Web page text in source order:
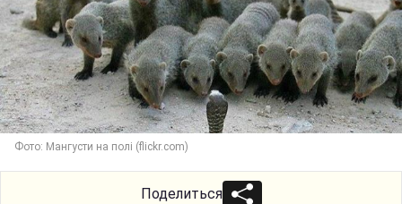
Фото: Мангусти на полі (flickr.com)
Поделиться